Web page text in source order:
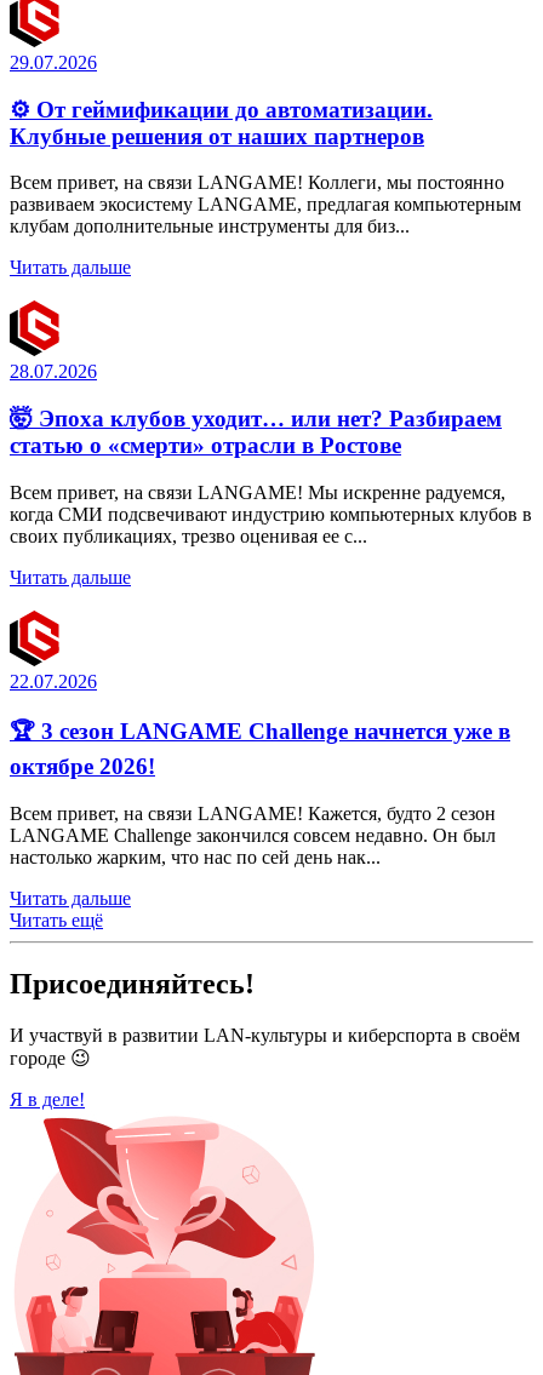
29.07.2026
⚙️ От геймификации до автоматизации.
Клубные решения от наших партнеров
Всем привет, на связи LANGAME! Коллеги, мы постоянно
развиваем экосистему LANGAME, предлагая компьютерным
клубам дополнительные инструменты для биз...
Читать дальше
28.07.2026
🤯 Эпоха клубов уходит… или нет? Разбираем
статью о «смерти» отрасли в Ростове
Всем привет, на связи LANGAME! Мы искренне радуемся,
когда СМИ подсвечивают индустрию компьютерных клубов в
своих публикациях, трезво оценивая ее с...
Читать дальше
22.07.2026
🏆 3 сезон LANGAME Challenge начнется уже в
октябре 2026!
Всем привет, на связи LANGAME! Кажется, будто 2 сезон
LANGAME Challenge закончился совсем недавно. Он был
настолько жарким, что нас по сей день нак...
Читать дальше
Читать ещё
Присоединяйтесь!
И участвуй в развитии LAN-культуры и киберспорта в своём
городе 😉
Я в деле!